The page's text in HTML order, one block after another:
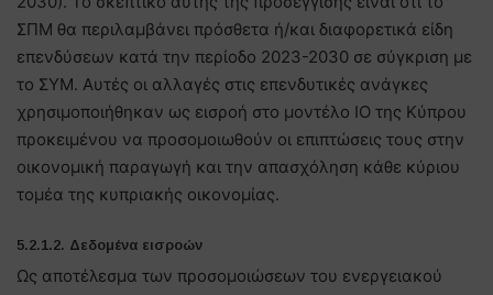
ΣΠΜ θα περιλαμβάνει πρόσθετα ή/και διαφορετικά είδη
επενδύσεων κατά την περίοδο 2023-2030 σε σύγκριση με
το ΣΥΜ. Αυτές οι αλλαγές στις επενδυτικές ανάγκες
χρησιμοποιήθηκαν ως εισροή στο μοντέλο IO της Κύπρου
προκειμένου να προσομοιωθούν οι επιπτώσεις τους στην
οικονομική παραγωγή και την απασχόληση κάθε κύριου
τομέα της κυπριακής οικονομίας.
5.2.1.2. Δεδομένα εισροών
Ως αποτέλεσμα των προσομοιώσεων του ενεργειακού